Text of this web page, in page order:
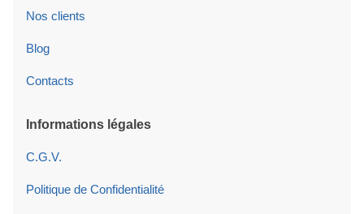
Nos clients
Blog
Contacts
Informations légales
C.G.V.
Politique de Confidentialité